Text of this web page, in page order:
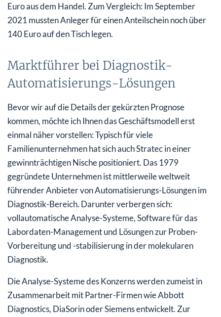
Euro aus dem Handel. Zum Vergleich: Im September
2021 mussten Anleger für einen Anteilschein noch über
140 Euro auf den Tisch legen.
Marktführer bei Diagnostik-
Automatisierungs-Lösungen
Bevor wir auf die Details der gekürzten Prognose
kommen, möchte ich Ihnen das Geschäftsmodell erst
einmal näher vorstellen: Typisch für viele
Familienunternehmen hat sich auch Stratec in einer
gewinnträchtigen Nische positioniert. Das 1979
gegründete Unternehmen ist mittlerweile weltweit
führender Anbieter von Automatisierungs-Lösungen im
Diagnostik-Bereich. Darunter verbergen sich:
vollautomatische Analyse-Systeme, Software für das
Labordaten-Management und Lösungen zur Proben-
Vorbereitung und -stabilisierung in der molekularen
Diagnostik.
Die Analyse-Systeme des Konzerns werden zumeist in
Zusammenarbeit mit Partner-Firmen wie Abbott
Diagnostics, DiaSorin oder Siemens entwickelt. Zur